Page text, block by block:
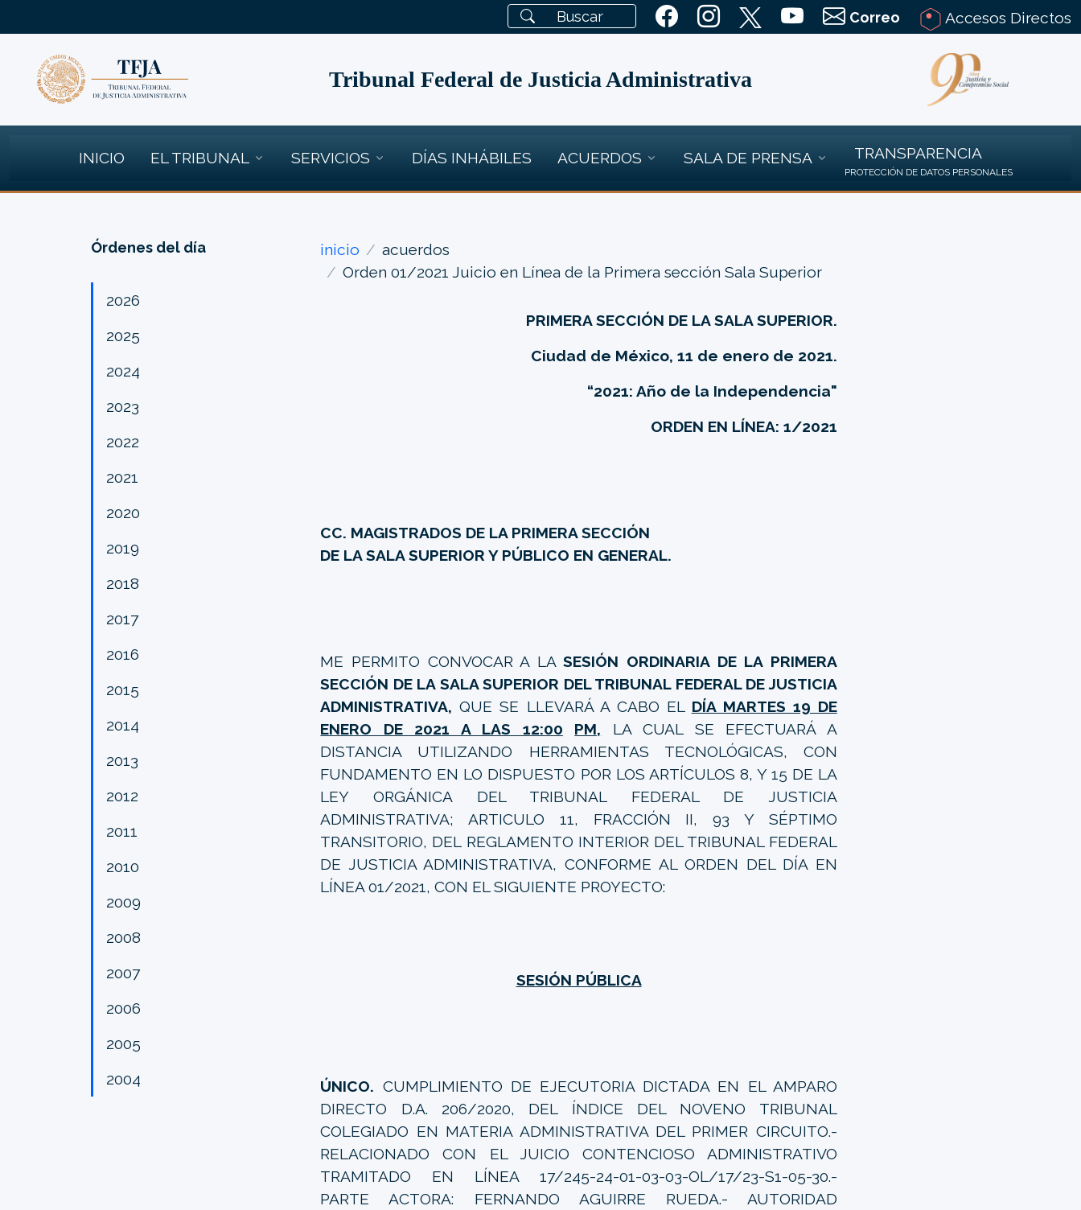
Correo Accesos Directos
Tribunal Federal de Justicia Administrativa
INICIO EL TRIBUNAL SERVICIOS DÍAS INHÁBILES ACUERDOS SALA DE PRENSA TRANSPARENCIA
PROTECCIÓN DE DATOS PERSONALES
Órdenes del día
2026
2025
2024
2023
2022
2021
2020
2019
2018
2017
2016
2015
2014
2013
2012
2011
2010
2009
2008
2007
2006
2005
2004
inicio
acuerdos
Orden 01/2021 Juicio en Línea de la Primera sección Sala Superior
PRIMERA SECCIÓN DE LA SALA SUPERIOR.
Ciudad de México, 11 de enero de 2021.
“2021: Año de la Independencia"
ORDEN EN LÍNEA: 1/2021
CC. MAGISTRADOS DE LA PRIMERA SECCIÓN
DE LA SALA SUPERIOR Y PÚBLICO EN GENERAL.
ME PERMITO CONVOCAR A LASESIÓN ORDINARIA DE LA PRIMERA
SECCIÓN DE LA SALA SUPERIOR DEL TRIBUNAL FEDERAL DE JUSTICIA
ADMINISTRATIVA, QUE SE LLEVARÁ A CABO EL DÍA MARTES 19 DE
ENERO DE 2021 A LAS 12:00
PM, LA CUAL SE EFECTUARÁ A
DISTANCIA UTILIZANDO HERRAMIENTAS TECNOLÓGICAS, CON
FUNDAMENTO EN LO DISPUESTO POR LOS ARTÍCULOS 8, Y 15 DE LA
LEY ORGÁNICA DEL TRIBUNAL FEDERAL DE JUSTICIA
ADMINISTRATIVA; ARTICULO 11, FRACCIÓN II, 93 Y SÉPTIMO
TRANSITORIO, DEL REGLAMENTO INTERIOR DEL TRIBUNAL FEDERAL
DE JUSTICIA ADMINISTRATIVA, CONFORME AL ORDEN DEL DÍA EN
LÍNEA 01/2021, CON EL SIGUIENTE PROYECTO:
SESIÓN PÚBLICA
ÚNICO. CUMPLIMIENTO DE EJECUTORIA DICTADA EN EL AMPARO
DIRECTO D.A. 206/2020, DEL ÍNDICE DEL NOVENO TRIBUNAL
COLEGIADO EN MATERIA ADMINISTRATIVA DEL PRIMER CIRCUITO.-
RELACIONADO CON EL JUICIO CONTENCIOSO ADMINISTRATIVO
TRAMITADO EN LÍNEA 17/245-24-01-03-03-OL/17/23-S1-05-30.-
PARTE ACTORA: FERNANDO AGUIRRE RUEDA.- AUTORIDAD